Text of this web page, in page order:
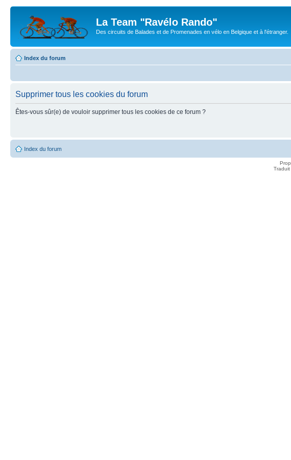
La Team "Ravélo Rando"
Des circuits de Balades et de Promenades en vélo en Belgique et à l'étranger.
Index du forum
Supprimer tous les cookies du forum
Êtes-vous sûr(e) de vouloir supprimer tous les cookies de ce forum ?
Index du forum